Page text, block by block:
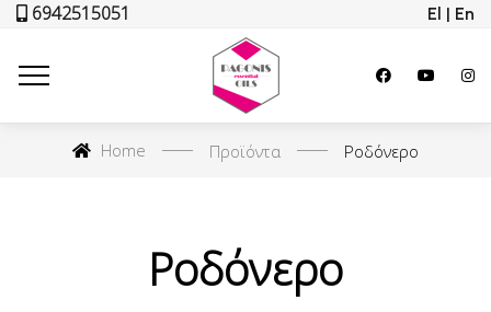
6942515051 El | En
Home Προϊόντα Ροδόνερο
Ροδόνερο